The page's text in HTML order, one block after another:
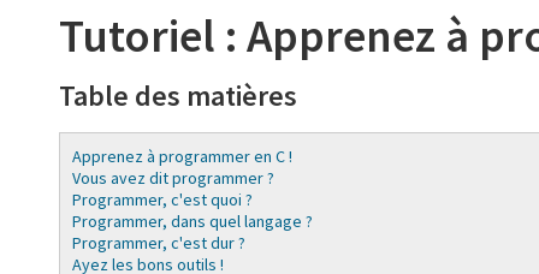
Tutoriel : Apprenez à
Table des matières
Apprenez à programmer en C !
Vous avez dit programmer ?
Programmer, c'est quoi ?
Programmer, dans quel langage ?
Programmer, c'est dur ?
Ayez les bons outils !